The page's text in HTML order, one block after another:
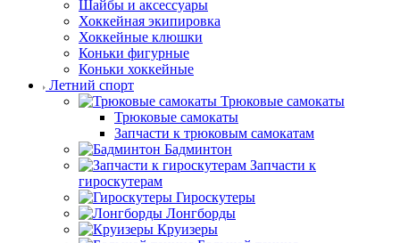
Шайбы и аксессуары
Хоккейная экипировка
Хоккейные клюшки
Коньки фигурные
Коньки хоккейные
Летний спорт
Трюковые самокаты
Трюковые самокаты
Запчасти к трюковым самокатам
Бадминтон
Запчасти к
гироскутерам
Гироскутеры
Лонгборды
Круизеры